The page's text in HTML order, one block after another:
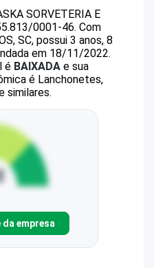
SORVETERIA E
0001-46. Com
SC, possui 3 anos, 8
em 18/11/2022.
é BAIXADA e sua
é Lanchonetes,
similares.
empresa